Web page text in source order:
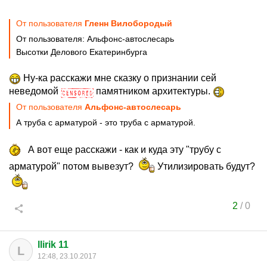
От пользователя Гленн Вилобородый
От пользователя: Альфoнс-автослесарь
Высотки Делового Екатеринбурга
Ну-ка расскажи мне сказку о признании сей
неведомой
памятником архитектуры.
От пользователя Альфoнс-автослесарь
А труба с арматурой - это труба с арматурой.
А вот еще расскажи - как и куда эту "трубу с
арматурой" потом вывезут?
Утилизировать будут?
2 /0
L llirik 11
12:48, 23.10.2017